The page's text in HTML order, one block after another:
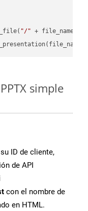
"/" + file_name,
simple
ID de cliente,
de API
con el nombre de
en HTML.